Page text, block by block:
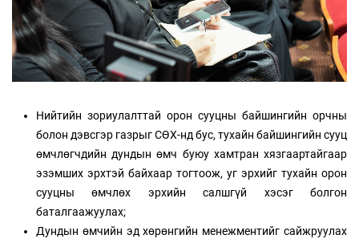
Нийтийн зориулалттай орон сууцны байшингийн орчны
болон дэвсгэр газрыг СӨХ-нд бус, тухайн байшингийн сууц
өмчлөгчдийн дундын өмч буюу хамтран хязгаартайгаар
эзэмших эрхтэй байхаар тогтоож, уг эрхийг тухайн орон
сууцны өмчлөх эрхийн салшгүй хэсэг болгон
баталгаажуулах;
Дундын өмчийн эд хөрөнгийн менежментийг сайжруулах